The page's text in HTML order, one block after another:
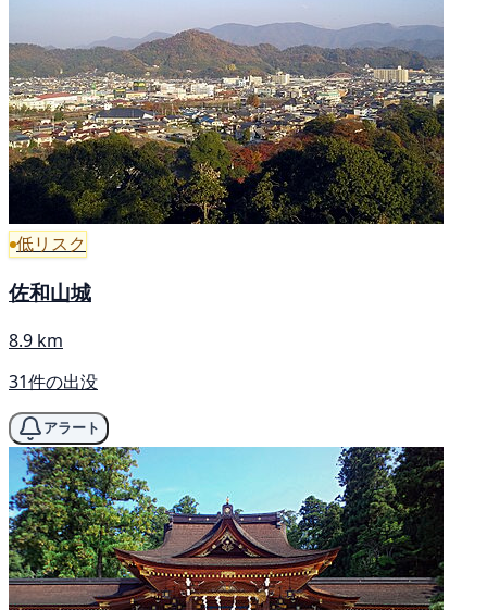
低リスク
佐和山城
8.9 km
31件の出没
アラート